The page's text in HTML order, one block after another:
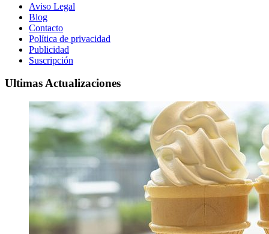
Aviso Legal
Blog
Contacto
Política de privacidad
Publicidad
Suscripción
Ultimas Actualizaciones